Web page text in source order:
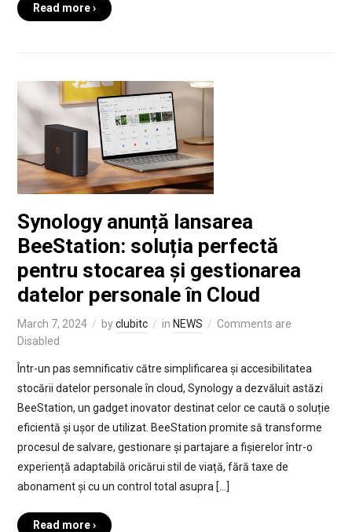
Read more ›
Synology anunță lansarea
BeeStation: soluția perfectă
pentru stocarea și gestionarea
datelor personale în Cloud
March 7, 2024 byclubitc in NEWS
Comments are
Disabled
Într-un pas semnificativ către simplificarea și accesibilitatea
stocării datelor personale în cloud, Synology a dezvăluit astăzi
BeeStation, un gadget inovator destinat celor ce caută o soluție
eficientă și ușor de utilizat. BeeStation promite să transforme
procesul de salvare, gestionare și partajare a fișierelor într-o
experiență adaptabilă oricărui stil de viață, fără taxe de
abonament și cu un control total asupra […]
Read more ›